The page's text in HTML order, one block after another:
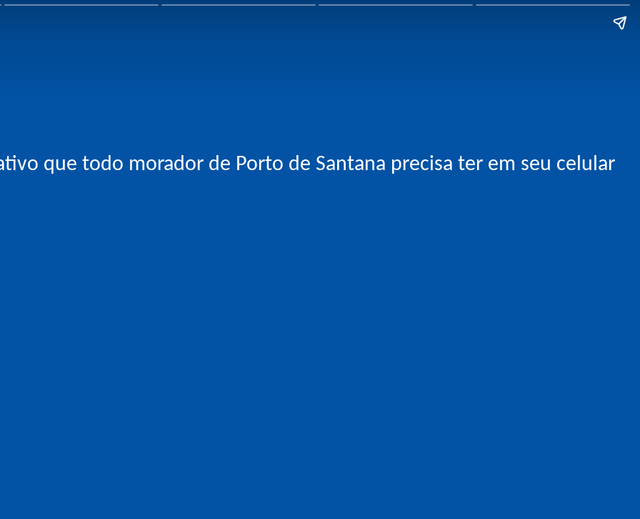
que todo morador de Porto de Santana precisa ter em seu celular